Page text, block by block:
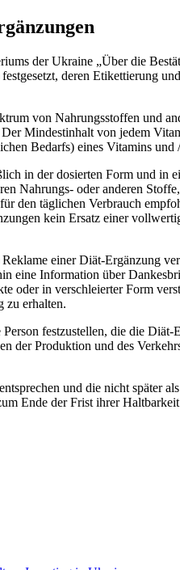
der Ukraine „Über die
deren Etikettierung
von Nahrungsstoffen und
Mindestinhalt von jedem
Bedarfs) eines Vitamins und
in der dosierten Form und
Nahrungs- oder anderen
den täglichen Verbrauch
kein Ersatz einer
einer Diät-Ergänzung
eine Information über
oder in verschleierter Form
zu erhalten.
festzustellen, die die
der Produktion und des
und die nicht später
Ende der Frist ihrer